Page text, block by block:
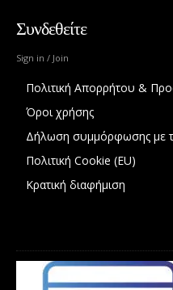
Συνδεθείτε
Sign in / Join
Πολιτική Απορρήτου &
Όροι χρήσης
Δήλωση συμμόρφωσης με
Πολιτική Cookie (EU)
Κρατική διαφήμιση